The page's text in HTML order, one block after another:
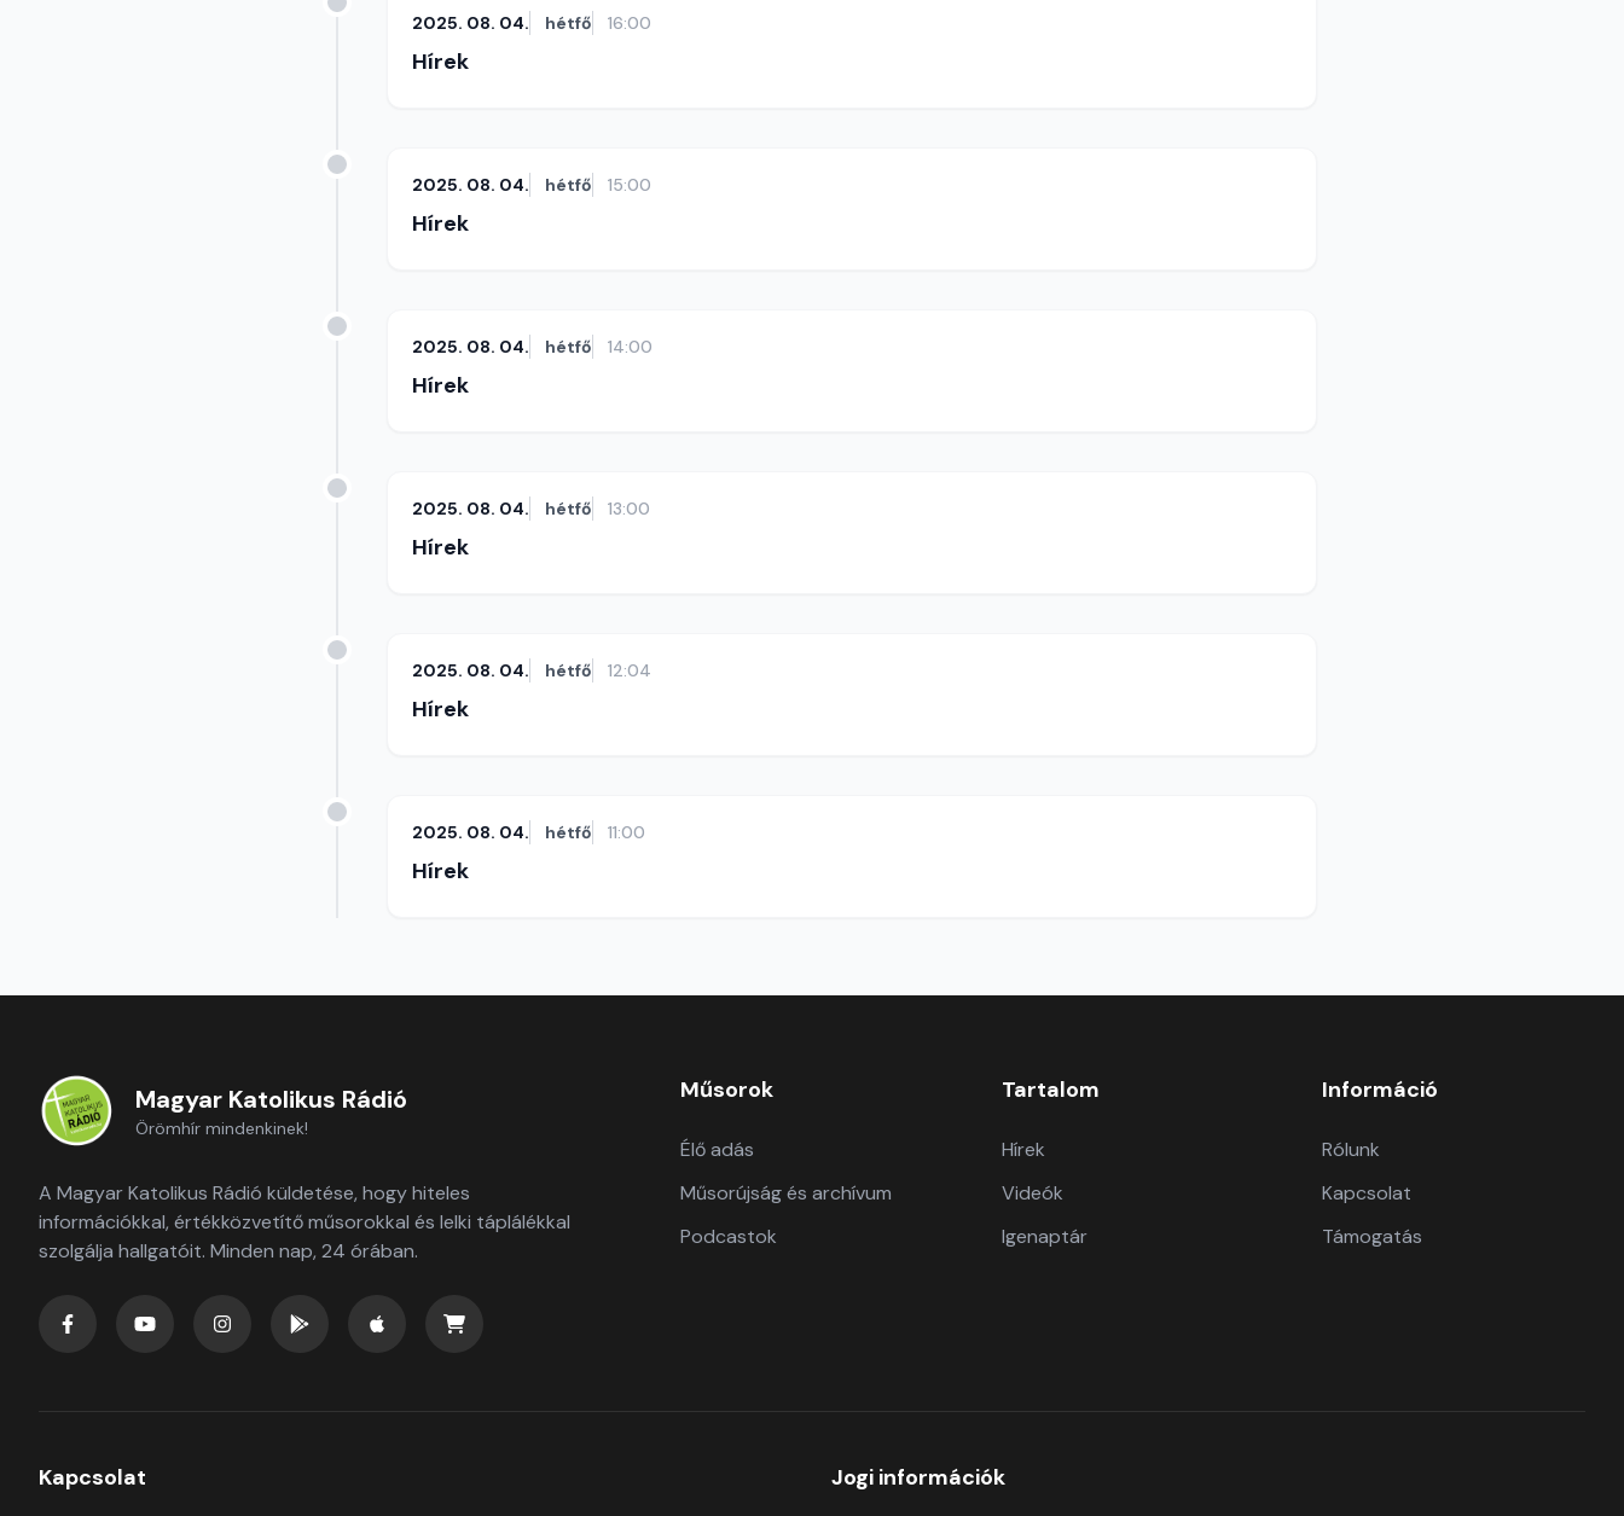
2025. 08. 04. hétfő 16:00
Hírek
2025. 08. 04. hétfő 15:00
Hírek
2025. 08. 04. hétfő 14:00
Hírek
2025. 08. 04. hétfő 13:00
Hírek
2025. 08. 04. hétfő 12:04
Hírek
2025. 08. 04. hétfő 11:00
Hírek
Magyar Katolikus Rádió
Örömhír mindenkinek!
A Magyar Katolikus Rádió küldetése, hogy hiteles
információkkal, értékközvetítő műsorokkal és lelki táplálékkal
szolgálja hallgatóit. Minden nap, 24 órában.
Műsorok
Élő adás
Műsorújság és archívum
Podcastok
Tartalom
Hírek
Videók
Igenaptár
Információ
Rólunk
Kapcsolat
Támogatás
Kapcsolat Jogi információk